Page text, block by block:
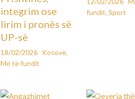
integrim ose
lirim i pronës së
UP-së
18/02/2026 Kosovë,
Më të fundit
fundit, Sport